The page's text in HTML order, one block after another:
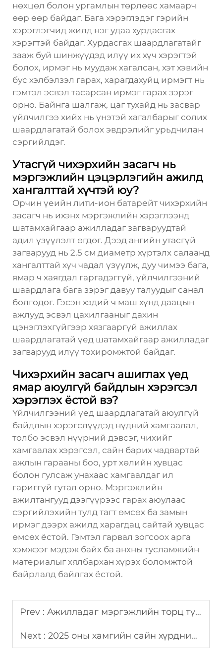
нөхцөл болон ургамлын төрлөөс хамаарч
өөр өөр байдаг. Бага хэрэглэдэг гэрийн
хэрэглэгчид жилд нэг удаа хурдасгах
хэрэгтэй байдаг. Хурдасгах шаардлагатайг
зааж буй шинжүүдэд илүү их хүч хэрэгтэй
болох, ирмэг нь муудаж хагалсан, хэт хэвийн
бус хэлбэлзэл гарах, харагдахуйц ирмэгт нь
гэмтэл эсвэл тасарсан ирмэг гарах зэрэг
орно. Байнга шалгаж, цаг тухайд нь засвар
үйлчилгээ хийх нь үнэтэй хагалбарыг солих
шаардлагатай болох эвдрэлийг урьдчилан
сэргийлдэг.
Утасгүй чихэрхийн засагч нь
мэргэжлийн цэцэрлэгийн ажилд
хангалттай хүчтэй юу?
Орчин үеийн лити-ион батарейт чихэрхийн
засагч нь ихэнх мэргэжлийн хэрэглээнд
шатамхайгаар ажилладаг загваруудтай
адил үзүүлэлт өгдөг. Дээд ангийн утасгүй
загварууд нь 2.5 см диаметр хүртэлх салаанд
хангалттай хүч чадал үзүүлж, дуу чимээ бага,
ямар ч хаягдал гаргадэггүй, үйлчилгээний
шаардлага бага зэрэг давуу талуудыг санал
болгодог. Гэсэн хэдий ч маш хүнд даацын
ажлууд эсвэл цахилгааныг дахин
цэнэглэхгүйгээр хязгааргүй ажиллах
шаардлагатай үед шатамхайгаар ажилладаг
загварууд илүү тохиромжтой байдаг.
Чихэрхийн засагч ашиглах үед
ямар аюулгүй байдлын хэрэгсэл
хэрэглэх ёстой вэ?
Үйлчилгээний үед шаардлагатай аюулгүй
байдлын хэрэгслүүдэд нүдний хамгаалал,
толбо эсвэл нүүрний дэвсэг, чихийг
хамгаалах хэрэгсэл, сайн барих чадвартай
ажлын гарааны боо, урт хөлийн хувцас
болон гулсаж унахаас хамгаалдаг ил
гариггүй гутал орно. Мэргэжлийн
ажилтангууд дээгүүрээс гарах аюулаас
сэргийлэхийн тулд тагт өмсөх ба замын
ирмэг дээрх ажилд харагдац сайтай хувцас
өмсөх ёстой. Гэмтэл гарвал зогсоох арга
хэмжээг мэдэж байх ба анхны тусламжийн
материалыг хялбархан хүрэх боломжтой
байрлалд байлгах ёстой.
Prev : Ажилладаг мэргэжлийн торц түлхүүрийн үйлчилгээний зөвлөмж
Next : 2025 оны хамгийн сайн хүрдний төрлүүд: Бүх төслийн тулд бүрэн заавар